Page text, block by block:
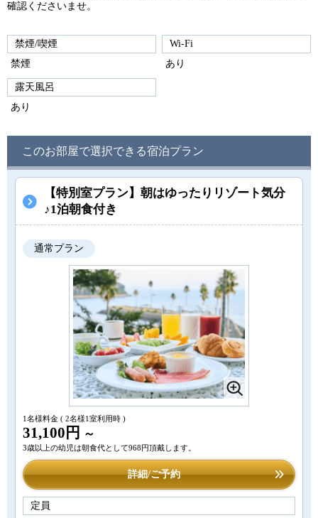
確認くださいませ。
禁煙/喫煙
禁煙
Wi-Fi
あり
露天風呂
あり
このお部屋で選択できる宿泊プラン
【特別室プラン】朝はゆったりリゾート気分
♪1泊朝食付き
通常プラン
1名様料金 ( 2名様1室利用時 )
31,100円 ～
3歳以上の幼児は朝食代として968円頂戴します。
詳細/ご予約
定員